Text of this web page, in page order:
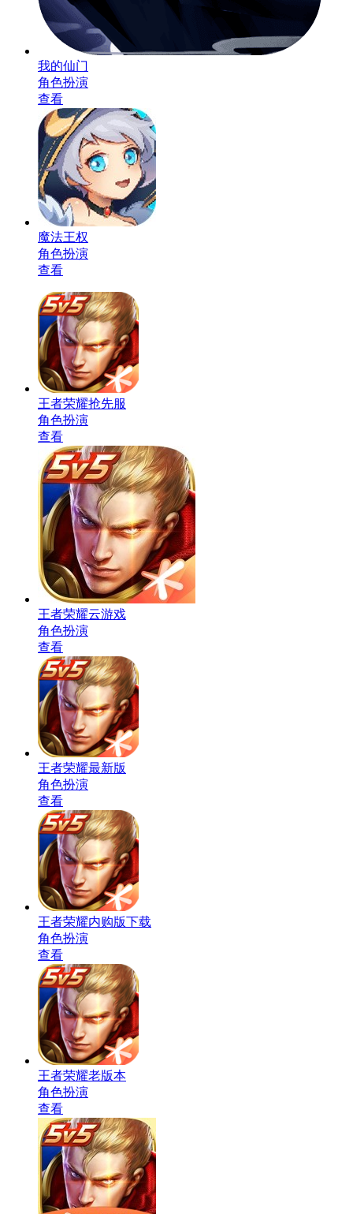
我的仙门
角色扮演
查看
魔法王权
角色扮演
查看
王者荣耀抢先服
角色扮演
查看
王者荣耀云游戏
角色扮演
查看
王者荣耀最新版
角色扮演
查看
王者荣耀内购版下载
角色扮演
查看
王者荣耀老版本
角色扮演
查看